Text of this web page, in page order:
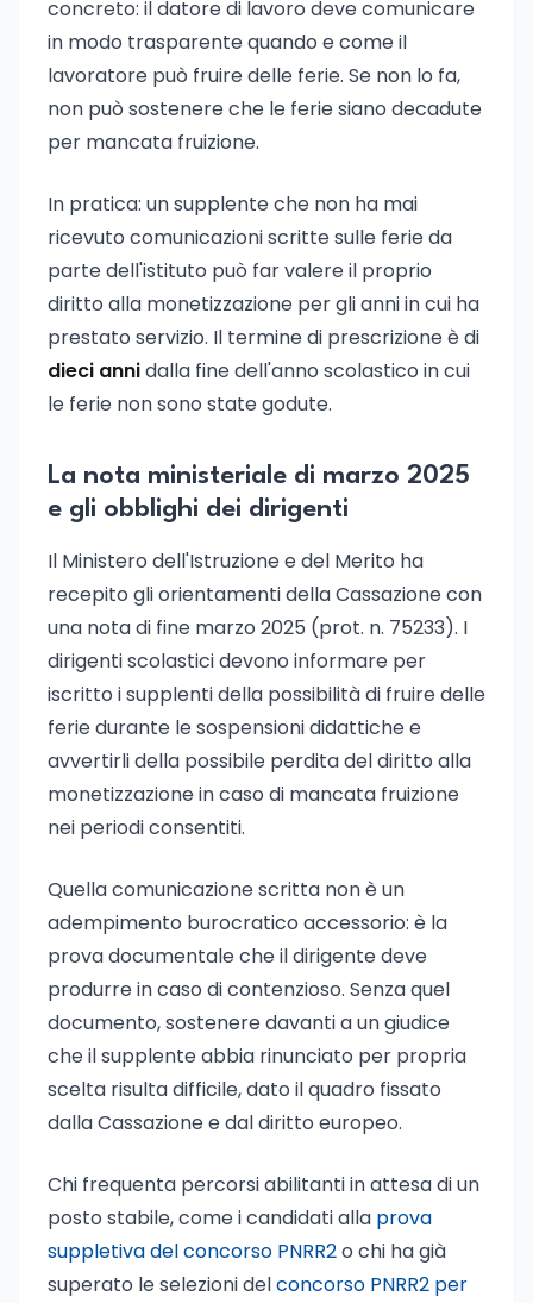
concreto: il datore di lavoro deve comunicare
in modo trasparente quando e come il
lavoratore può fruire delle ferie. Se non lo fa,
non può sostenere che le ferie siano decadute
per mancata fruizione.
In pratica: un supplente che non ha mai
ricevuto comunicazioni scritte sulle ferie da
parte dell'istituto può far valere il proprio
diritto alla monetizzazione per gli anni in cui ha
prestato servizio. Il termine di prescrizione è di
dieci annidalla fine dell'anno scolastico in cui
le ferie non sono state godute.
La nota ministeriale di marzo 2025
e gli obblighi dei dirigenti
Il Ministero dell'Istruzione e del Merito ha
recepito gli orientamenti della Cassazione con
una nota di fine marzo 2025 (prot. n. 75233). I
dirigenti scolastici devono informare per
iscritto i supplenti della possibilità di fruire delle
ferie durante le sospensioni didattiche e
avvertirli della possibile perdita del diritto alla
monetizzazione in caso di mancata fruizione
nei periodi consentiti.
Quella comunicazione scritta non è un
adempimento burocratico accessorio: è la
prova documentale che il dirigente deve
produrre in caso di contenzioso. Senza quel
documento, sostenere davanti a un giudice
che il supplente abbia rinunciato per propria
scelta risulta difficile, dato il quadro fissato
dalla Cassazione e dal diritto europeo.
Chi frequenta percorsi abilitanti in attesa di un
posto stabile, come i candidati alla prova
suppletiva del concorso PNRR2o chi ha già
superato le selezioni delconcorso PNRR2 per